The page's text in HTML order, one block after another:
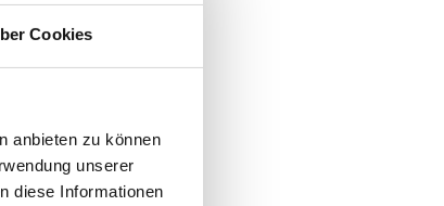
Cookies
anbieten zu können
unserer
diese Informationen